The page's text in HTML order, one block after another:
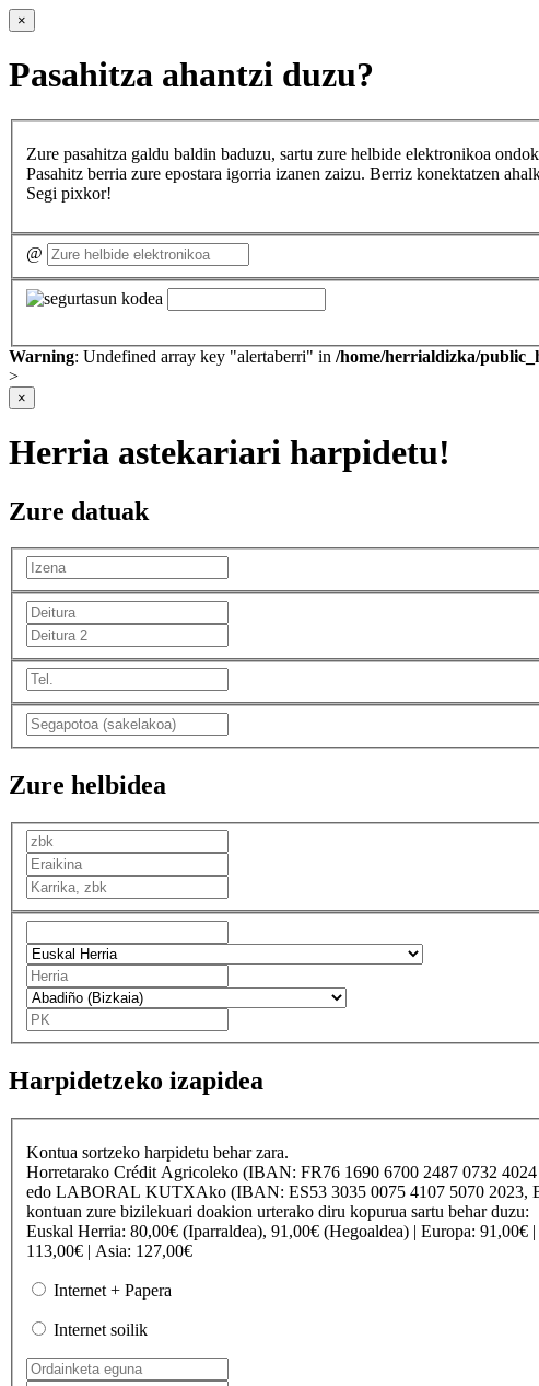
×
Pasahitza ahantzi duzu?
Zure pasahitza galdu baldin baduzu, sartu zure helbide elektronikoa
Pasahitz berria zure epostara igorria izanen zaizu. Berriz konektatzen
Segi pixkor!
@
Warning: Undefined array key "alertaberri" in /home/herrialdizka/
>
×
Herria astekariari harpidetu!
Zure datuak
Zure helbidea
Harpidetzeko izapidea
Kontua sortzeko harpidetu behar zara.
Horretarako Crédit Agricoleko (IBAN: FR76 1690 6700 2487 0732
edo LABORAL KUTXAko (IBAN: ES53 3035 0075 4107 5070
kontuan zure bizilekuari doakion urterako diru kopurua sartu behar duzu:
Euskal Herria: 80,00€ (Iparraldea), 91,00€ (Hegoaldea) | Europa: 91,00€ |
113,00€ | Asia: 127,00€
Internet + Papera
Internet soilik